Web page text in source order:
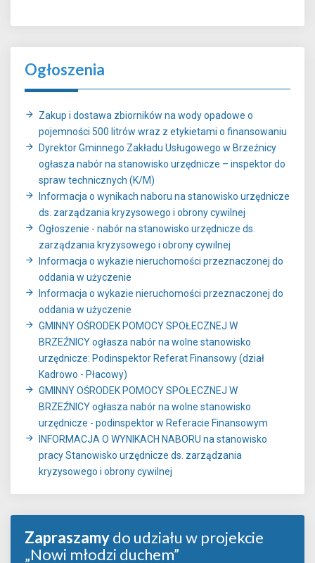
Ogłoszenia
Zakup i dostawa zbiorników na wody opadowe o
pojemności 500 litrów wraz z etykietami o finansowaniu
Dyrektor Gminnego Zakładu Usługowego w Brzeźnicy
ogłasza nabór na stanowisko urzędnicze – inspektor do
spraw technicznych (K/M)
Informacja o wynikach naboru na stanowisko urzędnicze
ds. zarządzania kryzysowego i obrony cywilnej
Ogłoszenie - nabór na stanowisko urzędnicze ds.
zarządzania kryzysowego i obrony cywilnej
Informacja o wykazie nieruchomości przeznaczonej do
oddania w użyczenie
Informacja o wykazie nieruchomości przeznaczonej do
oddania w użyczenie
GMINNY OŚRODEK POMOCY SPOŁECZNEJ W
BRZEŹNICY ogłasza nabór na wolne stanowisko
urzędnicze: Podinspektor Referat Finansowy (dział
Kadrowo - Płacowy)
GMINNY OŚRODEK POMOCY SPOŁECZNEJ W
BRZEŹNICY ogłasza nabór na wolne stanowisko
urzędnicze - podinspektor w Referacie Finansowym
INFORMACJA O WYNIKACH NABORU na stanowisko
pracy Stanowisko urzędnicze ds. zarządzania
kryzysowego i obrony cywilnej
Zapraszamydo udziału w projekcie
„Nowi młodzi duchem”